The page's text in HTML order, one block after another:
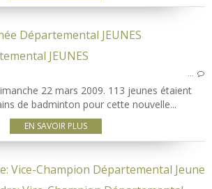
Départemental JEUNES
…
22 mars 2009. 113 jeunes étaient
de badminton pour cette nouvelle...
EN SAVOIR PLUS
Vice-Champion Départemental Jeune